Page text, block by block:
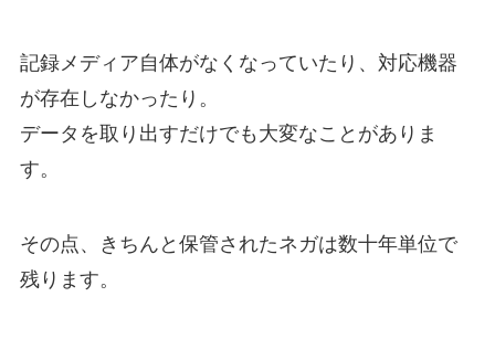
記録メディア自体がなくなっていたり、対応機器
が存在しなかったり。
データを取り出すだけでも大変なことがありま
す。
その点、きちんと保管されたネガは数十年単位で
残ります。